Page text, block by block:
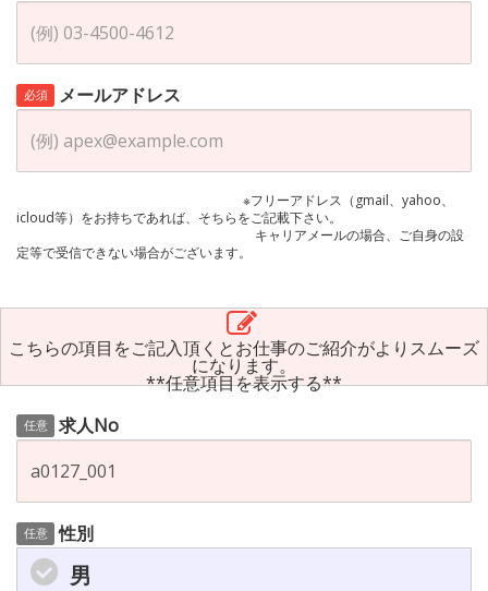
必須 メールアドレス
※フリーアドレス（gmail、yahoo、
icloud等）をお持ちであれば、そちらをご記載下さい。
キャリアメールの場合、ご自身の設
定等で受信できない場合がございます。
こちらの項目をご記入頂くとお仕事のご紹介がよりスムーズ
になります。
**任意項目を表示する**
任意 求人No
任意 性別
男